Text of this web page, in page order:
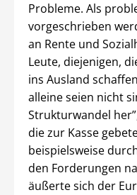
Probleme. Als
vorgeschrieben
an Rente und
Leute, diejenigen,
ins Ausland
alleine seien nicht
Strukturwandel
die zur Kasse
beispielsweise
den Forderungen
äußerte sich der